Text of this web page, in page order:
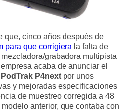
que, cinco años después de
para que corrigiera la falta de
grabadora multipista
acaba de anunciar el
PodTrak P4next por unos
y mejoradas especificaciones
de muestreo corregida a 48
anterior, que contaba con